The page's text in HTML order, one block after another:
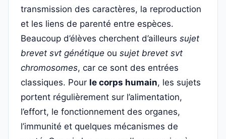
transmission des caractères, la reproduction
et les liens de parenté entre espèces.
Beaucoup d’élèves cherchent d’ailleurs sujet
brevet svt génétique ou sujet brevet svt
chromosomes, car ce sont des entrées
classiques. Pour le corps humain, les sujets
portent régulièrement sur l’alimentation,
l’effort, le fonctionnement des organes,
l’immunité et quelques mécanismes de